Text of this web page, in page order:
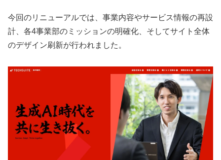
今回のリニューアルでは、事業内容やサービス情報の再設
計、各4事業部のミッションの明確化、そしてサイト全体
のデザイン刷新が行われました。